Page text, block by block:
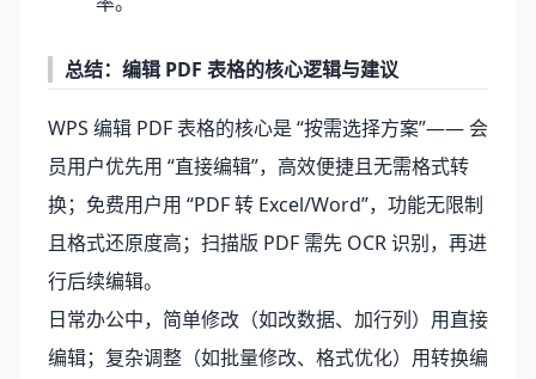
总结：编辑 PDF 表格的核心逻辑与建议
WPS 编辑 PDF 表格的核心是 “按需选择方案”—— 会
员用户优先用 “直接编辑”，高效便捷且无需格式转
换；免费用户用 “PDF 转 Excel/Word”，功能无限制
且格式还原度高；扫描版 PDF 需先 OCR 识别，再进
行后续编辑。
日常办公中，简单修改（如改数据、加行列）用直接
编辑；复杂调整（如批量修改、格式优化）用转换编